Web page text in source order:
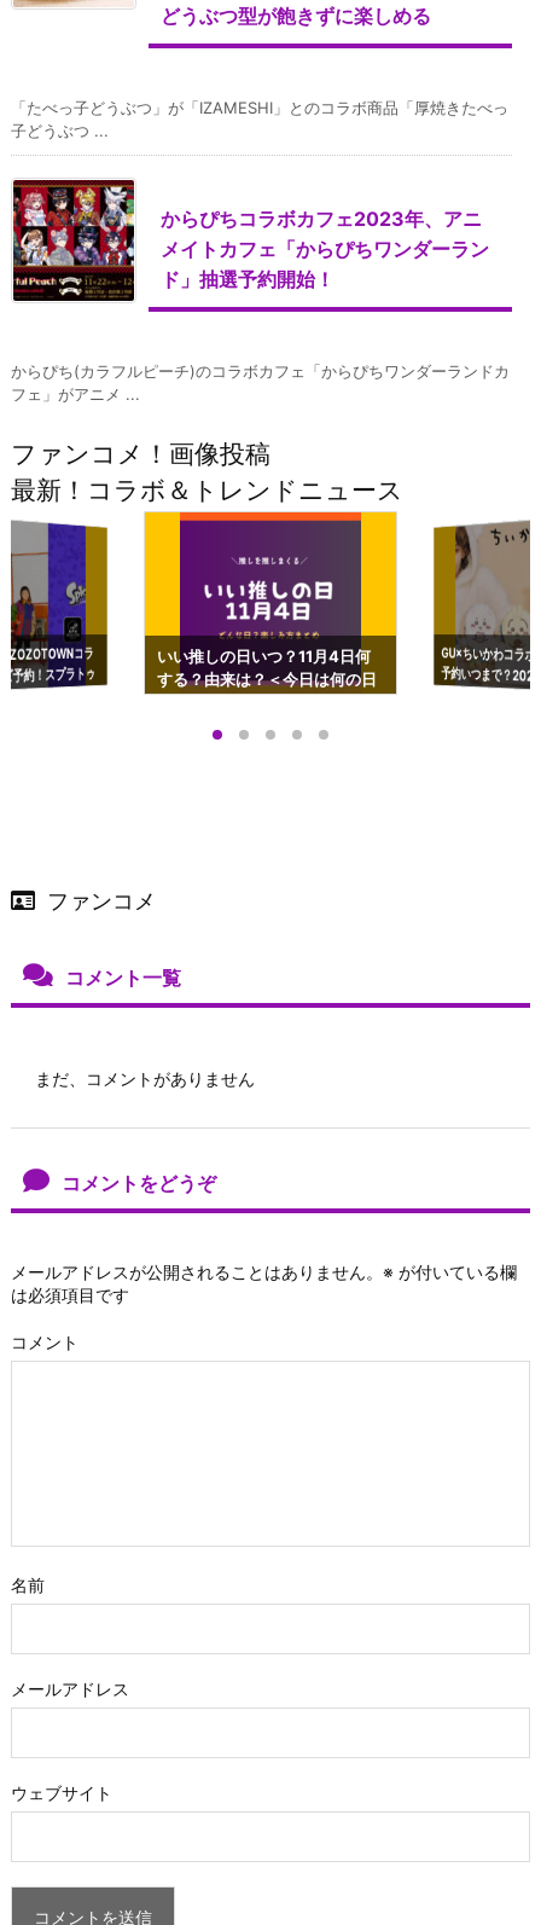
どうぶつ型が飽きずに楽しめる
「たべっ子どうぶつ」が「IZAMESHI」とのコラボ商品「厚焼きたべっ
子どうぶつ ...
からぴちコラボカフェ2023年、アニ
メイトカフェ「からぴちワンダーラン
ド」抽選予約開始！
からぴち(カラフルピーチ)のコラボカフェ「からぴちワンダーランドカ
フェ」がアニメ ...
ファンコメ！画像投稿
最新！コラボ＆トレンドニュース
コラ
予約！スプラトゥ
ップも渋谷Hz
いい推しの日いつ？11月4日何
する？由来は？＜今日は何の日
GU×ちいかわコラ
予約いつまで？
ーチやショルダー
ファンコメ
コメント一覧
まだ、コメントがありません
コメントをどうぞ
メールアドレスが公開されることはありません。 ※ が付いている欄
は必須項目です
コメント
名前
メールアドレス
ウェブサイト